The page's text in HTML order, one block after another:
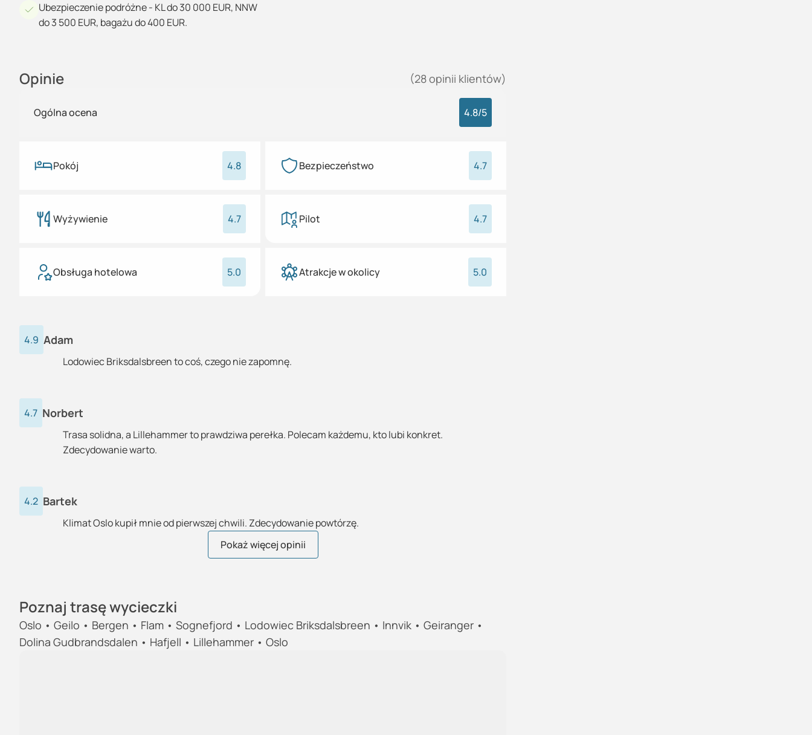
Ubezpieczenie podróżne - KL do 30 000 EUR, NNW
do 3 500 EUR, bagażu do 400 EUR.
Opinie (28opinii klientów)
Ogólna ocena 4.8/5
Pokój 4.8 Bezpieczeństwo 4.7
Wyżywienie 4.7 Pilot 4.7
Obsługa hotelowa 5.0 Atrakcje w okolicy 5.0
4.9 Adam
Lodowiec Briksdalsbreen to coś, czego nie zapomnę.
4.7 Norbert
Trasa solidna, a Lillehammer to prawdziwa perełka. Polecam każdemu, kto lubi konkret.
Zdecydowanie warto.
4.2 Bartek
Klimat Oslo kupił mnie od pierwszej chwili. Zdecydowanie powtórzę.
Pokaż więcej opinii
Poznaj trasę wycieczki
Oslo • Geilo • Bergen • Flam • Sognefjord • Lodowiec Briksdalsbreen • Innvik • Geiranger •
Dolina Gudbrandsdalen • Hafjell • Lillehammer • Oslo